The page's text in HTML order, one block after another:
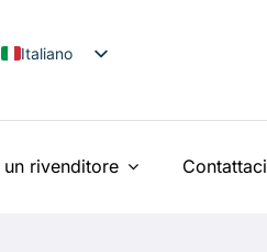
Italiano
日本語
Français
un rivenditore Contattaci